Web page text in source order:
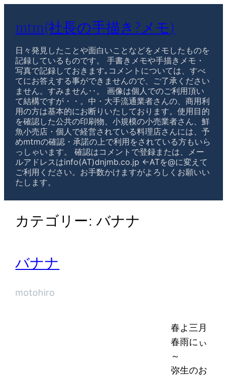
mtm(社長の手描き?メモ)
日々発見したことや面白いことなどをメモしたものを
記録しているものです。 手書きメモや手描きメモ・
写真で記録しておきます｡コメントについては、すべ
てにお答えする事ができませんので、ご了承ください
ません。すみません･･。 画像は個人でのご利用頂い
て結構ですが・・。中・大手流通業者さんの、商用利
用の方は基本的にお断りいたしております。使用目的
を確認した公共の印刷物、小規模の小売業者さん、鮮
魚小売店・個人で経営されている料理店さんには、予
めmtmの確認・承諾の上で利用をされている方もいら
っしゃいます。 確認はコメントで登録または、メー
ルアドレスはinfo(AT)dnjmb.co.jp ←ATを@に変えて
ご利用ください。お手数かけますがよろしくお願いい
たします。
カテゴリー:バナナ
バナナ
motohiro
春よ三月
春雨にぃ
～
弥生のお